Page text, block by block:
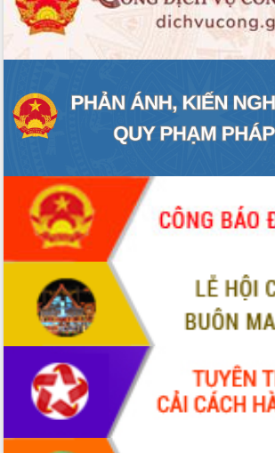
cấp xã
Đắk Lắk phát động hưởng ứng Ngày
Quyền của người tiêu dùng Việt Nam
Đẩy mạnh cải cách hành chính, quyết
tâm đạt được mục tiêu tăng trưởng
hai con số trong năm 2026
Tổ chức trang trọng Lễ hội Đền thờ
Phó Bí thư Tỉnh ủy Đắk Lắk Đỗ Hữu
Huy giữ chức Bí thư Đảng ủy Ủy Ban
Nhân dân tỉnh
Bệnh án điện tử thúc đẩy chuyển đổi
số y tế tại Đắk Lắk
Chuyển đổi số thư viện: Mở rộng
không gian tri thức trong thời đại số
Đánh giá, rút kinh nghiệm công tác tổ
chức diễn tập trước ngày bầu cử
Chương trình “Gặp gỡ hữu nghị –
Friendship Meeting New Year 2026”
Bầu cử Quốc hội và HĐND: Cử tri Đắk
Lắk gửi gắm niềm tin, kỳ vọng vào lá
phiếu